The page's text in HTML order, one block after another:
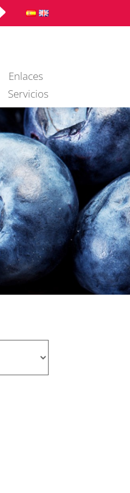
Alternative:
Enlaces
Servicios